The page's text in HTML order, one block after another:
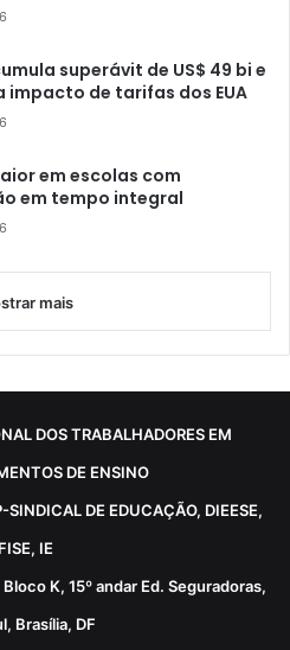
superávit de US$ 49 bi e
impacto de tarifas dos EUA
em escolas com
em tempo integral
mais
DOS TRABALHADORES EM
DE ENSINO
DE EDUCAÇÃO, DIEESE,
FISE, IE
K, 15º andar Ed. Seguradoras,
Brasília, DF